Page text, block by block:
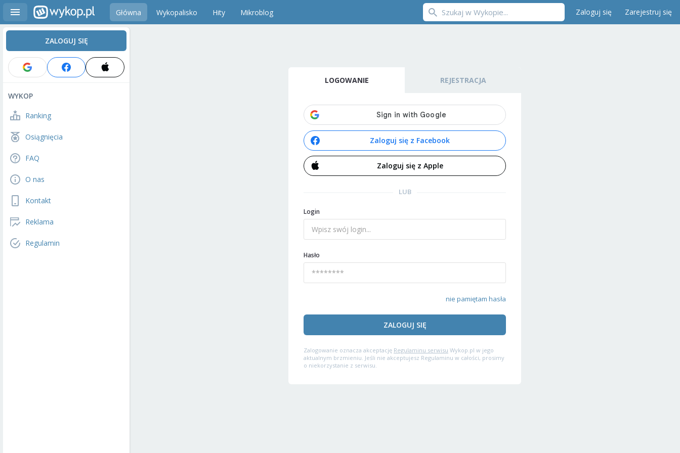
Główna Wykopalisko Hity Mikroblog Zaloguj się Zarejestruj się
ZALOGUJ SIĘ
WYKOP
Ranking
Osiągnięcia
FAQ
O nas
Kontakt
Reklama
Regulamin
LOGOWANIE REJESTRACJA
Zaloguj się z Facebook
Zaloguj się z Apple
LUB
Login
Hasło
nie pamiętam hasła
ZALOGUJ SIĘ
Zalogowanie oznacza akceptację Regulaminu serwisu Wykop.pl w jego
aktualnym brzmieniu. Jeśli nie akceptujesz Regulaminu w całości, prosimy
o niekorzystanie z serwisu.